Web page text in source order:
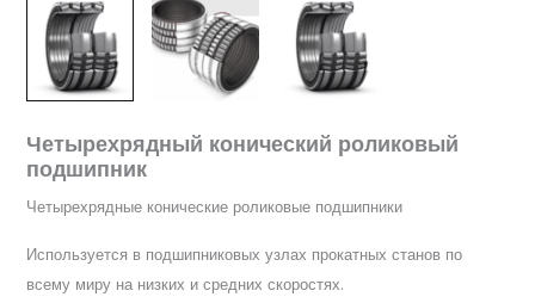
Четырехрядный конический роликовый
подшипник
Четырехрядные конические роликовые подшипники
Используется в подшипниковых узлах прокатных станов по
всему миру на низких и средних скоростях.